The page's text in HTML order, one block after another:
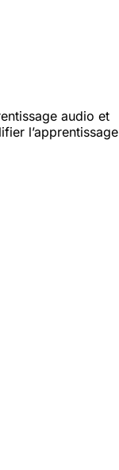
audio et
l’apprentissage